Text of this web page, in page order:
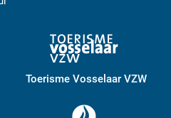
Toerisme Vosselaar VZW